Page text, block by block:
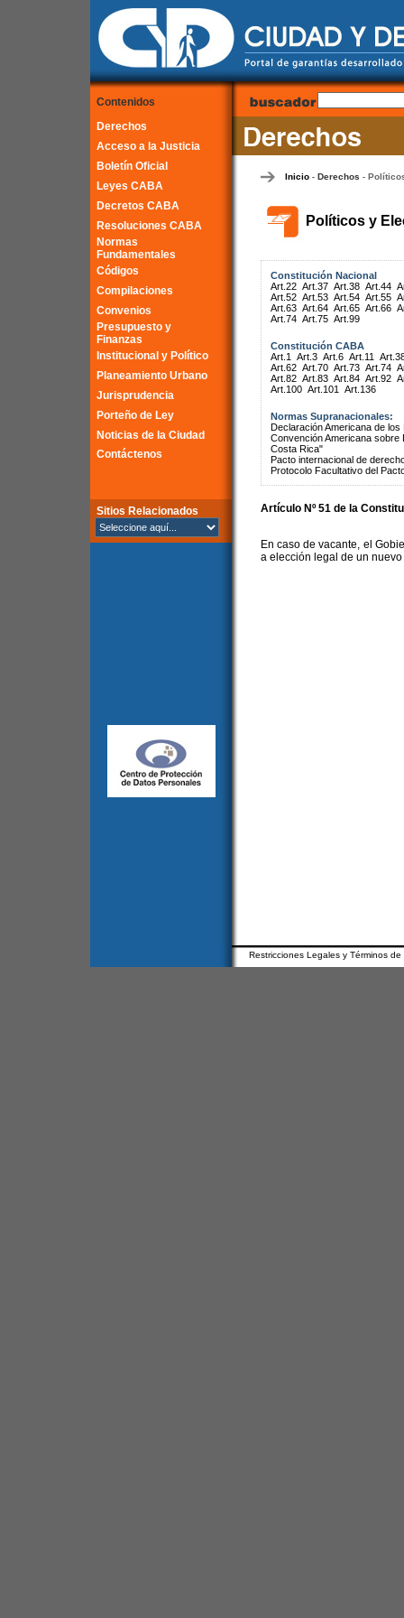
Contenidos
Derechos
Acceso a la Justicia
Boletín Oficial
Leyes CABA
Decretos CABA
Resoluciones CABA
Normas
Fundamentales
Códigos
Compilaciones
Convenios
Presupuesto y
Finanzas
Institucional y Político
Planeamiento Urbano
Jurisprudencia
Porteño de Ley
Noticias de la Ciudad
Contáctenos
Sitios Relacionados
Inicio- Derechos -
Políticos y
Constitución Nacional
Art.22 Art.37 Art.38 Art.44
Art.52 Art.53 Art.54 Art.55
Art.63 Art.64 Art.65 Art.66
Art.74 Art.75 Art.99
Constitución CABA
Art.1
Art.3 Art.6 Art.11
Art.62 Art.70 Art.73 Art.74
Art.82 Art.83 Art.84 Art.92
Art.100 Art.101 Art.136
Normas Supranacionales:
Declaración Americana de
Convención Americana
Costa Rica"
Pacto internacional de
Protocolo Facultativo del
Artículo Nº 51 de la
En caso de vacante, el
a elección legal de un
Restricciones Legales y Términos de